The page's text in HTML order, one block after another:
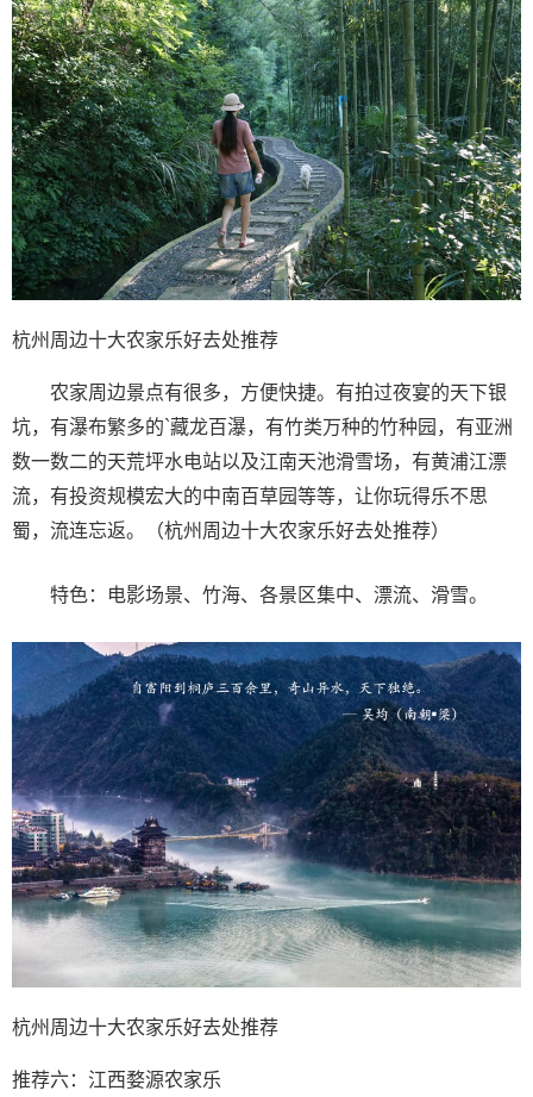
杭州周边十大农家乐好去处推荐
农家周边景点有很多，方便快捷。有拍过夜宴的天下银
坑，有瀑布繁多的`藏龙百瀑，有竹类万种的竹种园，有亚洲
数一数二的天荒坪水电站以及江南天池滑雪场，有黄浦江漂
流，有投资规模宏大的中南百草园等等，让你玩得乐不思
蜀，流连忘返。（杭州周边十大农家乐好去处推荐）
特色：电影场景、竹海、各景区集中、漂流、滑雪。
杭州周边十大农家乐好去处推荐
推荐六：江西婺源农家乐